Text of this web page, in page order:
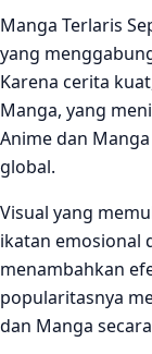
Manga Terlaris
yang
Karena cerita
Manga, yang
Anime dan
global.
Visual yang
ikatan emosional
menambahkan
popularitasnya
dan Manga